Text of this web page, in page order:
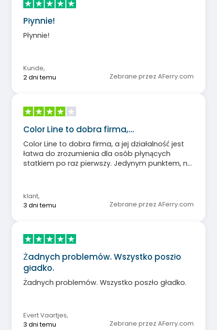
Płynnie!
Płynnie!
Kunde,
2 dni temu
Zebrane przez AFerry.com
Color Line to dobra firma,…
Color Line to dobra firma, a jej działalność jest
łatwa do zrozumienia dla osób płynących
statkiem po raz pierwszy. Jedynym punktem, na
gastronomicznej. W rzeczywistości ludzie
chodzili w kółko wokół bufetu mięsnego.
klant,
3 dni temu
Zebrane przez AFerry.com
Żadnych problemów. Wszystko poszło
gładko.
Żadnych problemów. Wszystko poszło gładko.
Evert Vaartjes,
3 dni temu
Zebrane przez AFerry.com